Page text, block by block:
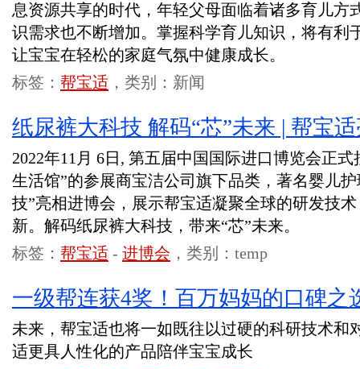
息资源共享的时代，年轻父母面临着诸多育儿方
识需求也不断增加。掌握科学育儿知识，将有利
让宝宝在轻松的家庭气氛中健康成长。
标签： 帮宝适 ，类别：新闻
纸尿裤大科技 解码“芯”未来 | 帮宝
2022年11月 6日, 第五届中国国际进口博览会正
生活馆”的参展商宝洁公司旗下品类，著名婴儿
技”亮相进博会，展示帮宝适凝聚全球的研发技
新。解码纸尿裤大科技，带来“芯”未来。
标签： 帮宝适 - 进博会 ，类别：temp
一级帮连获4奖！百万妈妈的口碑之
未来，帮宝适也将一如既往以过硬的科研技术和
适更具人性化的产品陪伴宝宝成长